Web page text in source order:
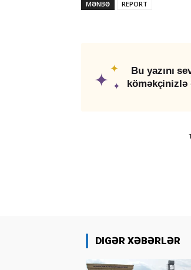
MƏNBƏ REPORT
✦
✦
✦
Bu yazını
köməkçinizlə
DIGƏR XƏBƏRLƏR